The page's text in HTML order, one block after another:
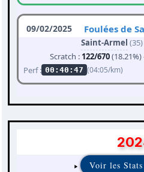
09/02/2025 Foulées de
Saint-Armel (35)
Scratch : 122/670(18.21%)
Perf : 00:40:47 (04:05/km)
Voir les